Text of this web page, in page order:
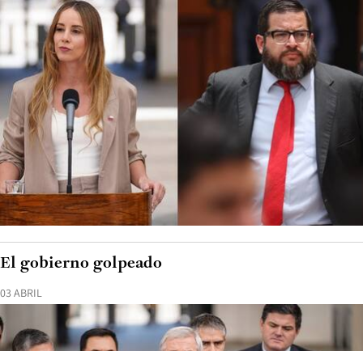
03 ABRIL
El gobierno golpeado